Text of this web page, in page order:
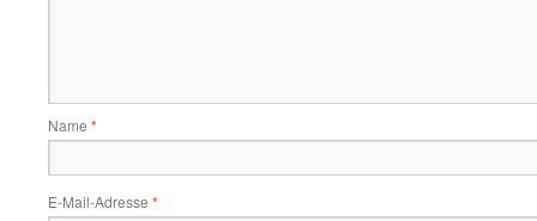
Name *
E-Mail-Adresse *